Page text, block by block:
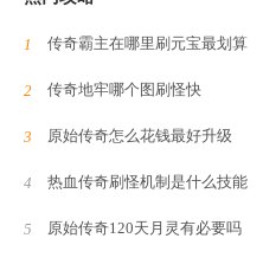
传奇霸主在哪里刷元宝最划算
传奇地牢哪个图刷怪快
原始传奇怎么花钱最好升级
热血传奇刷怪机制是什么技能
原始传奇120天月灵有必要吗